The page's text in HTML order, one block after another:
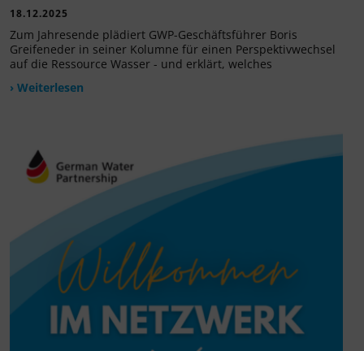
18.12.2025
Zum Jahresende plädiert GWP-Geschäftsführer Boris
Greifeneder in seiner Kolumne für einen Perspektivwechsel
auf die Ressource Wasser - und erklärt, welches
› Weiterlesen